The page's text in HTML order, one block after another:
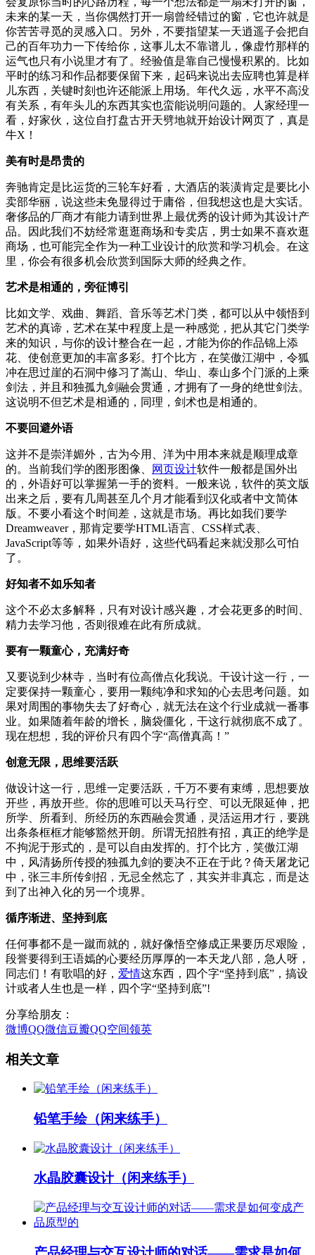
未来的某一天，当你偶然打开一扇曾经错过的窗，它也许就是
你苦苦寻觅的灵感入口。另外，不要指望某一天逍遥子会把自
己的百年功力一下传给你，这事儿太不靠谱儿，像虚竹那样的
运气也只有小说里才有了。经验值是靠自己慢慢积累的。比如
平时的练习和作品都要保留下来，起码来说出去应聘也算是样
儿东西，关键时刻也许还能派上用场。年代久远，水平不高没
有关系，有年头儿的东西其实也蛮能说明问题的。人家经理一
看，好家伙，这位自打盘古开天劈地就开始设计网页了，真是
牛X！
美有时是昂贵的
奔驰肯定是比运货的三轮车好看，大酒店的装潢肯定是要比小
卖部华丽，说这些未免显得过于庸俗，但我想这也是大实话。
奢侈品的厂商才有能力请到世界上最优秀的设计师为其设计产
品。因此我们不妨经常逛逛商场和专卖店，男士如果不喜欢逛
商场，也可能完全作为一种工业设计的欣赏和学习机会。在这
里，你会有很多机会欣赏到国际大师的经典之作。
艺术是相通的，旁征博引
比如文学、戏曲、舞蹈、音乐等艺术门类，都可以从中领悟到
艺术的真谛，艺术在某中程度上是一种感觉，把从其它门类学
来的知识，与你的设计整合在一起，才能为你的作品锦上添
花、使创意更加的丰富多彩。打个比方，在笑傲江湖中，令狐
冲在思过崖的石洞中修习了嵩山、华山、泰山多个门派的上乘
剑法，并且和独孤九剑融会贯通，才拥有了一身的绝世剑法。
这说明不但艺术是相通的，同理，剑术也是相通的。
不要回避外语
这并不是崇洋媚外，古为今用、洋为中用本来就是顺理成章
的。当前我们学的图形图像、
网页设计软件一般都是国外出
的，外语好可以掌握第一手的资料。一般来说，软件的英文版
出来之后，要有几周甚至几个月才能看到汉化或者中文简体
版。不要小看这个时间差，这就是市场。再比如我们要学
Dreamweaver，那肯定要学HTML语言、CSS样式表、
JavaScript等等，如果外语好，这些代码看起来就没那么可怕
了。
好知者不如乐知者
这个不必太多解释，只有对设计感兴趣，才会花更多的时间、
精力去学习他，否则很难在此有所成就。
要有一颗童心，充满好奇
又要说到少林寺，当时有位高僧点化我说。干设计这一行，一
定要保持一颗童心，要用一颗纯净和求知的心去思考问题。如
果对周围的事物失去了好奇心，就无法在这个行业成就一番事
业。如果随着年龄的增长，脑袋僵化，干这行就彻底不成了。
现在想想，我的评价只有四个字“高僧真高！”
创意无限，思维要活跃
做设计这一行，思维一定要活跃，千万不要有束缚，思想要放
开些，再放开些。你的思唯可以天马行空、可以无限延伸，把
所学、所看到、所经历的东西融会贯通，灵活运用才行，要跳
出条条框框才能够豁然开朗。所谓无招胜有招，真正的绝学是
不拘泥于形式的，是可以自由发挥的。打个比方，笑傲江湖
中，风清扬所传授的独孤九剑的要决不正在于此？倚天屠龙记
中，张三丰所传剑招，无忌全然忘了，其实并非真忘，而是达
到了出神入化的另一个境界。
循序渐进、坚持到底
任何事都不是一蹴而就的，就好像悟空修成正果要历尽艰险，
段誉要得到王语嫣的心要经历厚厚的一本天龙八部，急人呀，
同志们！有歌唱的好， 爱情这东西，四个字“坚持到底”，搞设
计或者人生也是一样，四个字“坚持到底”!
分享给朋友：
微博QQ微信豆瓣QQ空间领英
相关文章
铅笔手绘（闲来练手）
水晶胶囊设计（闲来练手）